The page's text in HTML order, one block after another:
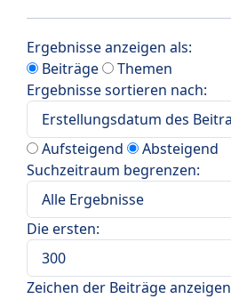
Ergebnisse anzeigen als:
Beiträge
Themen
Ergebnisse sortieren nach:
Aufsteigend
Absteigend
Suchzeitraum begrenzen:
Die ersten:
Zeichen der Beiträge anzeigen